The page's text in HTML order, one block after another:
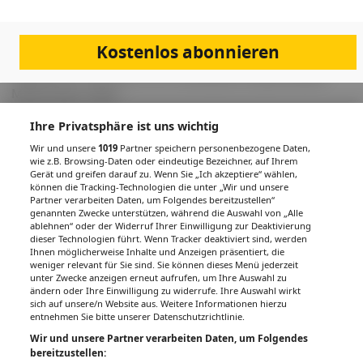
PDF Drucken Teilen
Referentin: Priv.-Doz.in Dr.in Katarzyna Krzyzanowska-
Nächste Veranstaltung
IMPRESSUM DATENSCHUTZ BAFG NUTZUNGSBEDINGUNGEN
MEDIADATEN & TARIFE PRESSE ZWECKE ANZEIGEN
© 2026Gesund.at – All rights reserved – Patientenwissen:MeinMed.at
Ihre Privatsphäre ist uns wichtig
Wir und unsere1019 Partner speichern personenbezogene Daten,
wie z.B. Browsing-Daten oder eindeutige Bezeichner, auf Ihrem
Gerät und greifen darauf zu. Wenn Sie „Ich akzeptiere“ wählen,
können die Tracking-Technologien die unter „Wir und unsere
Partner verarbeiten Daten, um Folgendes bereitzustellen“
genannten Zwecke unterstützen, während die Auswahl von „Alle
ablehnen“ oder der Widerruf Ihrer Einwilligung zur Deaktivierung
dieser Technologien führt. Wenn Tracker deaktiviert sind, werden
Ihnen möglicherweise Inhalte und Anzeigen präsentiert, die
weniger relevant für Sie sind. Sie können dieses Menü jederzeit
unter Zwecke anzeigen erneut aufrufen, um Ihre Auswahl zu
ändern oder Ihre Einwilligung zu widerrufe. Ihre Auswahl wirkt
sich auf unsere/n Website aus. Weitere Informationen hierzu
entnehmen Sie bitte unserer Datenschutzrichtlinie.
Wir und unsere Partner verarbeiten Daten, um Folgendes
bereitzustellen:
Kostenlos abonnieren